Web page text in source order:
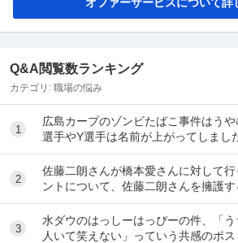
Q&A閲覧数ランキング
カテゴリ: 職場の悩み
1
広島カープのゾンビたばこ事件はう
選手やY選手は名前が上がってしまし
2
佐藤二朗さんが橋本愛さんに対して
ントについて、佐藤二朗さんを擁護
ね。 これは極端に言えば、 「ハラス
3
水ダウのはっしーはっぴーの件、「
人いて笑えない」っていう共感のポス